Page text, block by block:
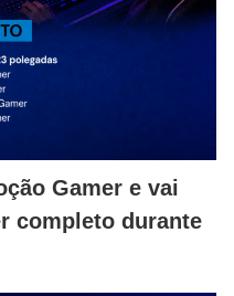
Gamer e vai
completo durante